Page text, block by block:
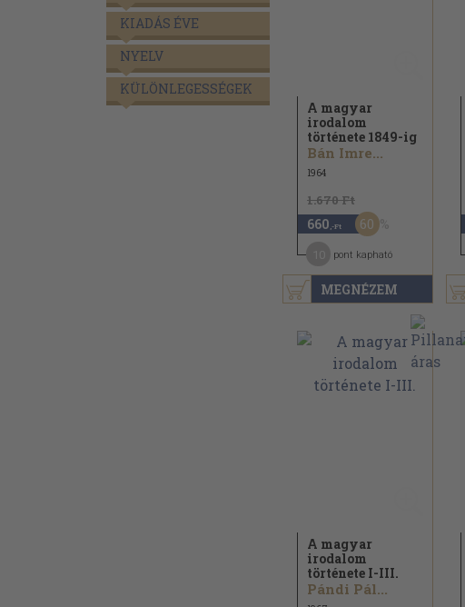
KIADÁS ÉVE
NYELV
KÜLÖNLEGESSÉGEK
MEGNÉZEM
A magyar
irodalom
története 1849-ig
Bán Imre...
1964
1.670 Ft
660 ,-Ft 60
pont kapható
A magyar
irodalom
története I-III.
Pándi Pál...